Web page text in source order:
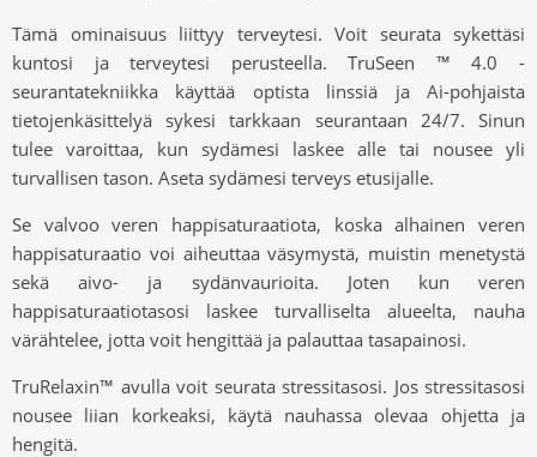
Tämä ominaisuus liittyy terveytesi. Voit seurata sykettäsi
kuntosi ja terveytesi perusteella. TruSeen ™4.0 -
seurantatekniikka käyttää optista linssiä ja Ai-pohjaista
tietojenkäsittelyä sykesi tarkkaan seurantaan 24/7. Sinun
tulee varoittaa, kun sydämesi laskee alle tai nousee yli
turvallisen tason. Aseta sydämesi terveys etusijalle.
Se valvoo veren happisaturaatiota, koska alhainen veren
happisaturaatio voi aiheuttaa väsymystä, muistin menetystä
sekä aivo- ja sydänvaurioita. Joten kun veren
happisaturaatiotasosi laskee turvalliselta alueelta, nauha
värähtelee, jotta voit hengittää ja palauttaa tasapainosi.
TruRelaxin™ avulla voit seurata stressitasosi. Jos stressitasosi
nousee liian korkeaksi, käytä nauhassa olevaa ohjetta ja
hengitä.